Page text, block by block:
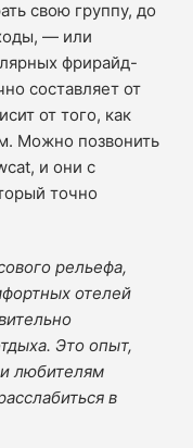
свою группу, до
— или
фрирайд-
составляет от
от того, как
Можно позвонить
и они с
точно
рельефа,
отелей
Это опыт,
любителям
в